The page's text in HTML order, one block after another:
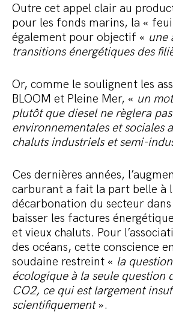
Outre cet appel clair au
pour les fonds marins, la «
également pour objectif « une
transitions énergétiques des
Or, comme le soulignent les
BLOOM et Pleine Mer, « un
plutôt que diesel ne règlera
environnementales et sociales
chaluts industriels et semi-
Ces dernières années,
carburant a fait la part belle à
décarbonation du secteur
baisser les factures
et vieux chaluts. Pour
des océans, cette conscience
soudaine restreint « la
écologique à la seule question
CO2, ce qui est largement
scientifiquement ».